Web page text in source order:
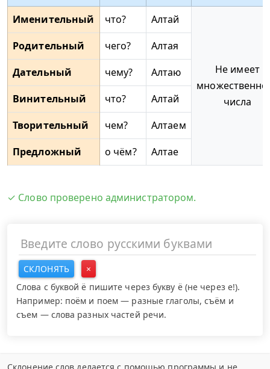
Именительный
что? Алтай
Не имеет
числа
Родительный чего?
Алтая
Дательный
чему?
Алтаю
Винительный
что?
Алтай
Творительный
чем?
Алтаем
Предложный
о чём? Алтае
✓ Слово проверено администратором.
СКЛОНЯТЬ
×
Слова с буквой ё пишите через букву ё (не через е!).
Например: поём и поем — разные глаголы, съём и
съем — слова разных частей речи.
Склонение слов делается с помощью программы и не